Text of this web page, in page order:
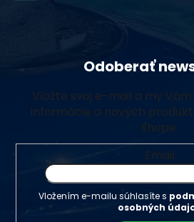
Odoberať
Vložte svoj e-mail a my
informácie o nových
shope.
Email
Vložením e-mailu súhlasíte s
osobných